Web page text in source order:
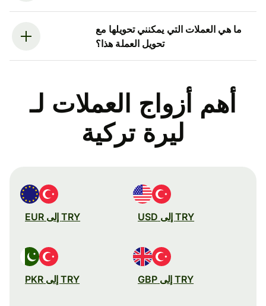
ما هي العملات التي يمكنني تحويلها مع
تحويل العملة هذا؟
أهم أزواج العملات لـ
ليرة تركية
TRY إلى USD TRY إلى EUR
TRY إلى GBP TRY إلى PKR